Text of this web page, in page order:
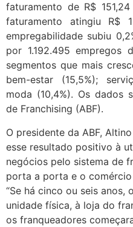
faturamento de R$
faturamento atingiu R$
empregabilidade subiu
por 1.192.495 empregos
segmentos que mais
bem-estar (15,5%);
moda (10,4%). Os dados
de Franchising (ABF).
O presidente da ABF,
esse resultado positivo à
negócios pelo sistema de
porta a porta e o
“Se há cinco ou seis
unidade física, à loja do
os franqueadores